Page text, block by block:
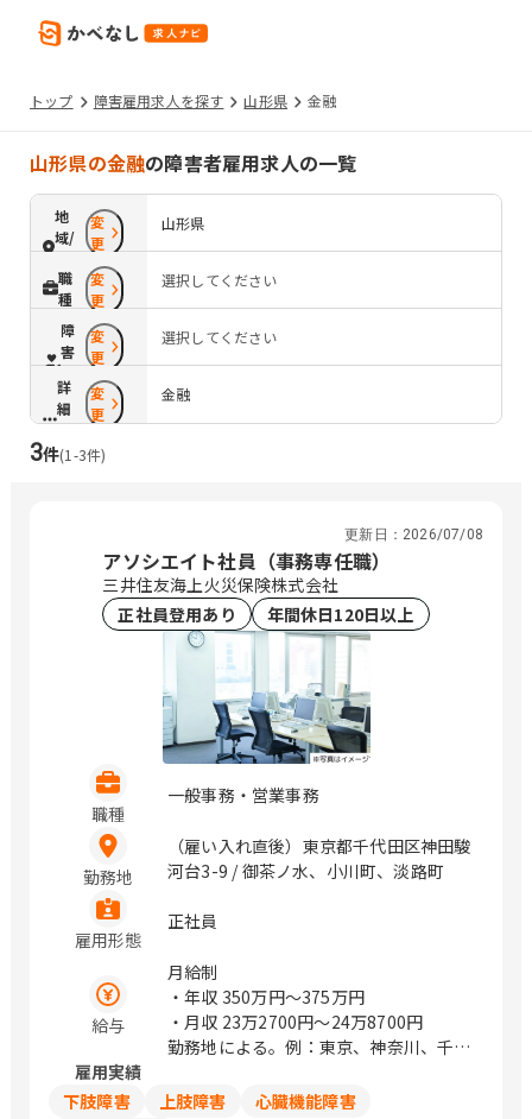
トップ 障害雇用求人を探す 山形県 金融
山形県の金融の障害者雇用求人の一覧
地
域/
路
線
変
更
山形県
職
種
変
更
選択してください
障
害
配
慮
変
更
選択してください
詳
細
条
件
変
更
金融
3件(1 -3件)
更新日： 2026/07/08
アソシエイト社員（事務専任職）
三井住友海上火災保険株式会社
正社員登用あり
年間休日120日以上
職種
一般事務・営業事務
勤務地
（雇い入れ直後）東京都千代田区神田駿
河台3-9 / 御茶ノ水、小川町、淡路町
雇用形態
正社員
給与
月給制
・年収 350万円〜375万円
・月収 23万2700円〜24万8700円
勤務地による。例：東京、神奈川、千
雇用実績
下肢障害
上肢障害
心臓機能障害